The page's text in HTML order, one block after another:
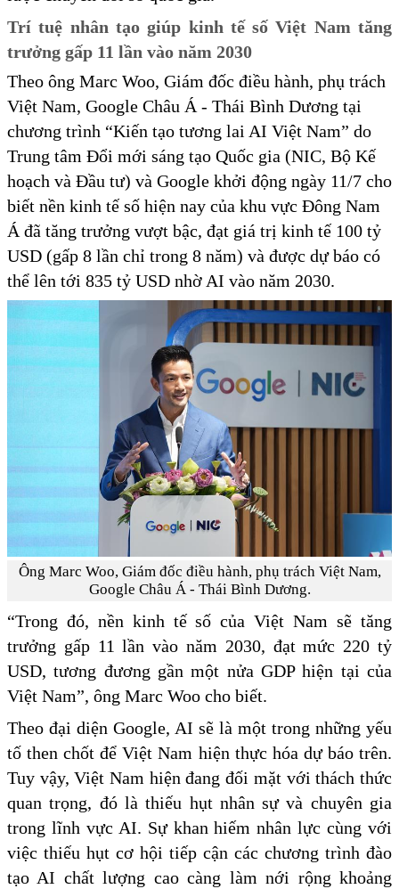
Trí tuệ nhân tạo giúp kinh tế số Việt Nam tăng
trưởng gấp 11 lần vào năm 2030
Theo ông Marc Woo, Giám đốc điều hành, phụ trách
Việt Nam, Google Châu Á - Thái Bình Dương tại
chương trình “Kiến tạo tương lai AI Việt Nam” do
Trung tâm Đổi mới sáng tạo Quốc gia (NIC, Bộ Kế
hoạch và Đầu tư) và Google khởi động ngày 11/7 cho
biết nền kinh tế số hiện nay của khu vực Đông Nam
Á đã tăng trưởng vượt bậc, đạt giá trị kinh tế 100 tỷ
USD (gấp 8 lần chỉ trong 8 năm) và được dự báo có
thể lên tới 835 tỷ USD nhờ AI vào năm 2030.
Ông Marc Woo, Giám đốc điều hành, phụ trách Việt Nam,
Google Châu Á - Thái Bình Dương.
“Trong đó, nền kinh tế số của Việt Nam sẽ tăng
trưởng gấp 11 lần vào năm 2030, đạt mức 220 tỷ
USD, tương đương gần một nửa GDP hiện tại của
Việt Nam”, ông Marc Woo cho biết.
Theo đại diện Google, AI sẽ là một trong những yếu
tố then chốt để Việt Nam hiện thực hóa dự báo trên.
Tuy vậy, Việt Nam hiện đang đối mặt với thách thức
quan trọng, đó là thiếu hụt nhân sự và chuyên gia
trong lĩnh vực AI. Sự khan hiếm nhân lực cùng với
việc thiếu hụt cơ hội tiếp cận các chương trình đào
tạo AI chất lượng cao càng làm nới rộng khoảng